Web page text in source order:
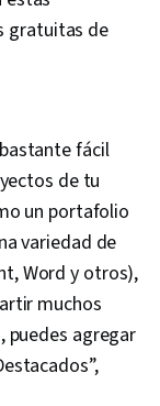
Problem
Security,
Access, Excel
Data
Data
Web Content
Elements And
Technical
Case Studies, AI
Data Analysis
gratuitas de
fácil
de tu
un portafolio
variedad de
Word y otros),
muchos
puedes agregar